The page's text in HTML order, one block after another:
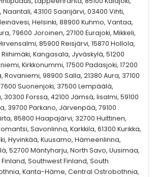
Naantali, 43100 Saarijärvi, 03400 Vihti,
Helsinki, 88900 Kuhmo, Vantaa,
79600 Joroinen, 27100 Eurajoki, Mikkeli,
85900 Reisjärvi, 15870 Hollola,
Kangasala, Jyväskylä, 51200
Kirkkonummi, 17500 Padasjoki, 17200
Rovaniemi, 98900 Salla, 21380 Aura, 37100
Suonenjoki, 37500 Lempäälä,
30300 Forssa, 42100 Jämsä, Iisalmi, 59100
39700 Parkano, Järvenpää, 79100
85800 Haapajärvi, 32700 Huittinen,
Savonlinna, Karkkila, 61300 Kurikka,
Hyvinkää, Kuusamo, Hämeenlinna,
52700 Mäntyharju, North Savo, Uusimaa,
Southwest Finland, South
Kanta-Häme, Central Ostrobothnia,